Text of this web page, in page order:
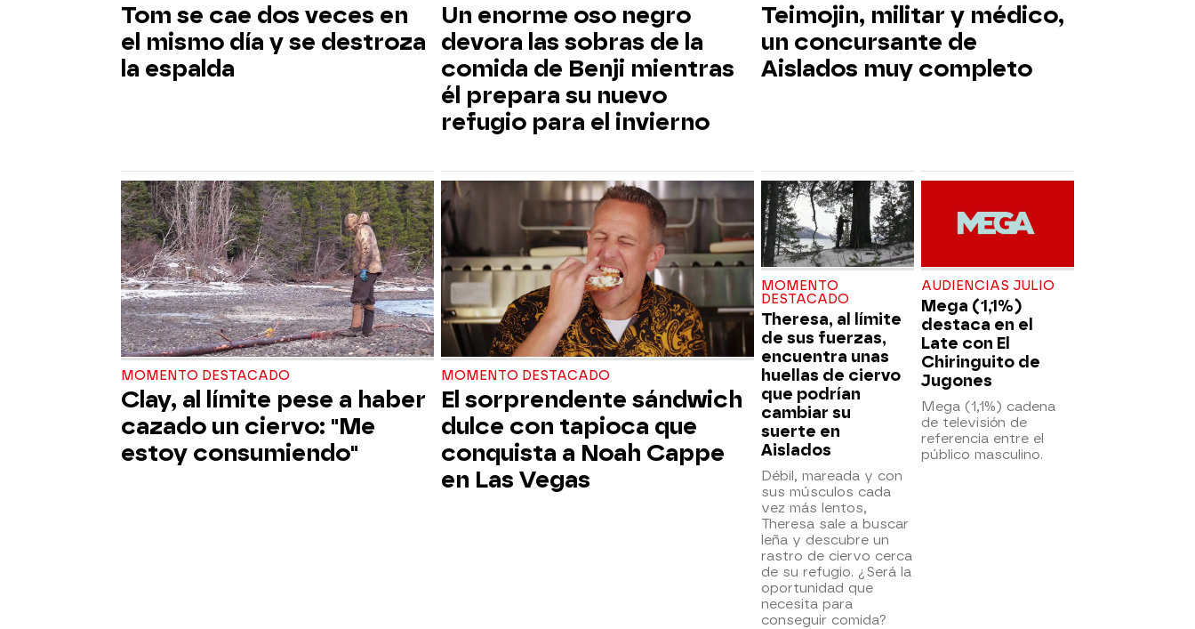
Tom se cae dos veces en
el mismo día y se destroza
la espalda
Un enorme oso negro
devora las sobras de la
comida de Benji mientras
él prepara su nuevo
refugio para el invierno
Teimojin, militar y médico,
un concursante de
Aislados muy completo
MOMENTO DESTACADO
Clay, al límite pese a haber
cazado un ciervo: "Me
estoy consumiendo"
MOMENTO DESTACADO
El sorprendente sándwich
dulce con tapioca que
conquista a Noah Cappe
en Las Vegas
MOMENTO
DESTACADO
Theresa, al límite
de sus fuerzas,
encuentra unas
huellas de ciervo
que podrían
cambiar su
suerte en
Aislados
Débil, mareada y con
sus músculos cada
vez más lentos,
Theresa sale a buscar
leña y descubre un
rastro de ciervo cerca
de su refugio. ¿Será la
oportunidad que
necesita para
conseguir comida?
AUDIENCIAS JULIO
Mega (1,1%)
destaca en el
Late con El
Chiringuito de
Jugones
Mega (1,1%) cadena
de televisión de
referencia entre el
público masculino.